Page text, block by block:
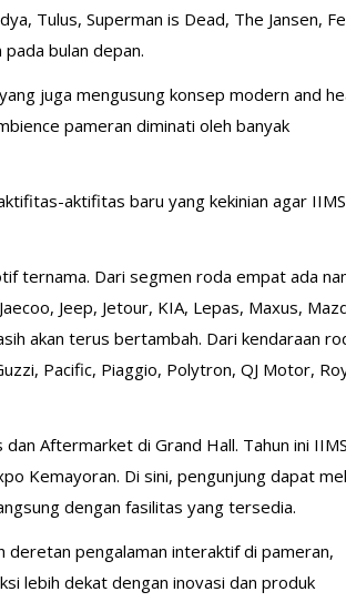
Tulus, Superman is Dead, The Jansen,
bulan depan.
juga mengusung konsep modern and
pameran diminati oleh banyak
aktifitas baru yang kekinian agar
ternama. Dari segmen roda empat ada
Jeep, Jetour, KIA, Lepas, Maxus,
akan terus bertambah. Dari kendaraan
Pacific, Piaggio, Polytron, QJ Motor,
Aftermarket di Grand Hall. Tahun ini IIMS
Kemayoran. Di sini, pengunjung dapat
dengan fasilitas yang tersedia.
deretan pengalaman interaktif di pameran,
lebih dekat dengan inovasi dan produk